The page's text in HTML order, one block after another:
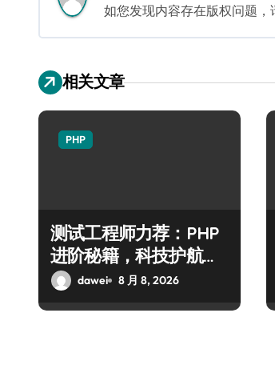
如您发现内容存在版权问题，
相关文章
PHP
测试工程师力荐：PHP
进阶秘籍，科技护航安
全防注入
dawei 8 月 8, 2026